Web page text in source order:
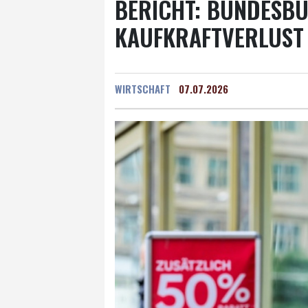
BERICHT:
KAUFKRAFTVERLUST
WIRTSCHAFT 07.07.2026